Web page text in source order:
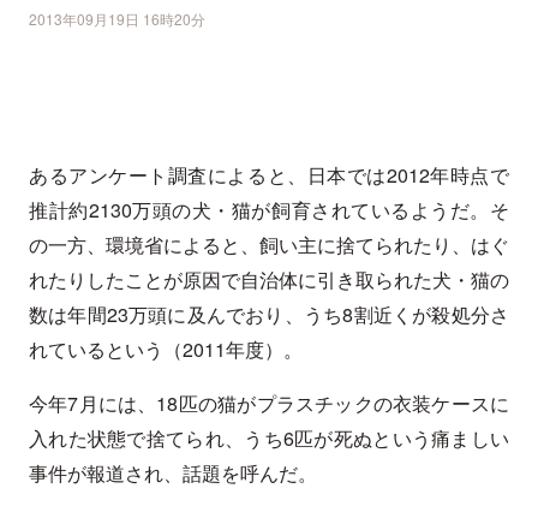
2013年09月19日 16時20分
あるアンケート調査によると、日本では2012年時点で
推計約2130万頭の犬・猫が飼育されているようだ。そ
の一方、環境省によると、飼い主に捨てられたり、はぐ
れたりしたことが原因で自治体に引き取られた犬・猫の
数は年間23万頭に及んでおり、うち8割近くが殺処分さ
れているという（2011年度）。
今年7月には、18匹の猫がプラスチックの衣装ケースに
入れた状態で捨てられ、うち6匹が死ぬという痛ましい
事件が報道され、話題を呼んだ。